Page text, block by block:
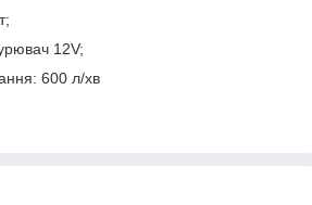
12V;
600 л/хв